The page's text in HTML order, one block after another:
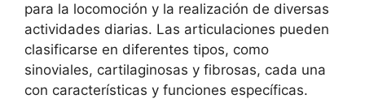
para la locomoción y la realización de diversas
actividades diarias. Las articulaciones pueden
clasificarse en diferentes tipos, como
sinoviales, cartilaginosas y fibrosas, cada una
con características y funciones específicas.